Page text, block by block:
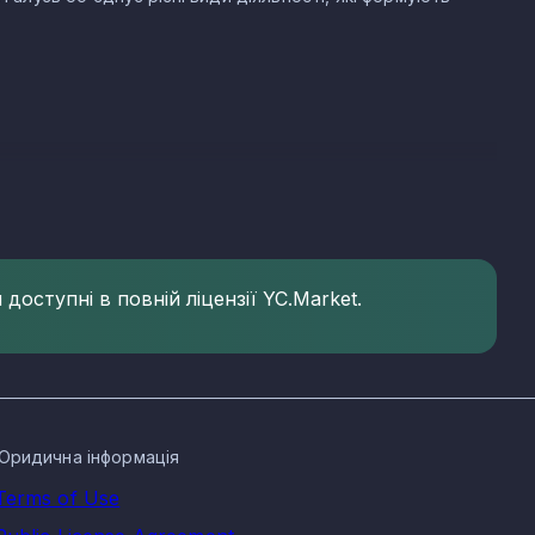
в повній ліцензії YC.Market.
інформація
of Use